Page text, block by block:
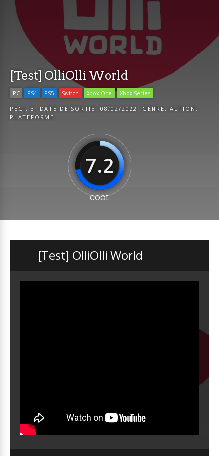
[Test] OlliOlli World
PC PS4 PS5 Switch Xbox One Xbox Series
PEGI: 3 DATE DE SORTIE: 08/02/2022 GENRE: ACTION ,
PLATEFORME
7.2
COOL
[Test] OlliOlli World